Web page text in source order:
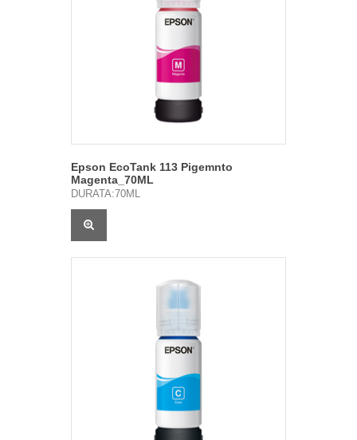
Epson EcoTank 113 Pigemnto
Magenta_70ML
DURATA:70ML